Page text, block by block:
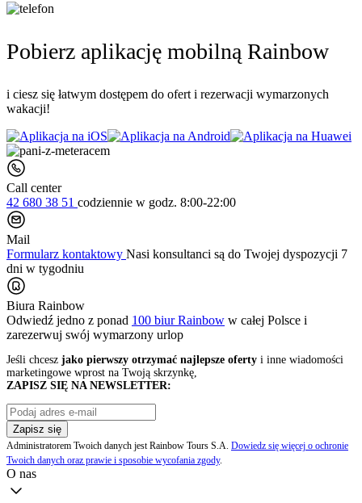
Pobierz aplikację mobilną Rainbow
i ciesz się łatwym dostępem do ofert i rezerwacji wymarzonych
wakacji!
Call center
42 680 38 51 codziennie w godz. 8:00-22:00
Mail
Formularz kontaktowy Nasi konsultanci są do Twojej dyspozycji 7
dni w tygodniu
Biura Rainbow
Odwiedź jedno z ponad 100 biur Rainbow w całej Polsce i
zarezerwuj swój wymarzony urlop
Jeśli chcesz jako pierwszy otrzymać najlepsze oferty i inne wiadomości
marketingowe wprost na Twoją skrzynkę,
ZAPISZ SIĘ NA NEWSLETTER:
Zapisz się
Administratorem Twoich danych jest Rainbow Tours S.A. Dowiedz się więcej o ochronie
Twoich danych oraz prawie i sposobie wycofania zgody.
O nas